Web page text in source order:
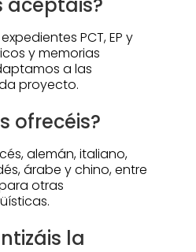
PCT, EP y
y memorias
a las
proyecto.
ofrecéis?
alemán, italiano,
árabe y chino, entre
otras
la